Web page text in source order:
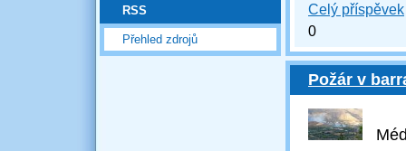
RSS
Přehled zdrojů
Celý příspěvek
0
Požár v